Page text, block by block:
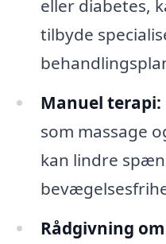
eller diabetes,
tilbyde
Manuel terapi:
som massage
kan lindre
Rådgivning